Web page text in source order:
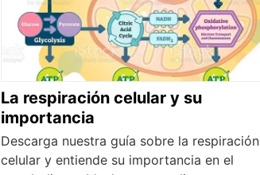
La respiración celular y su
importancia
Descarga nuestra guía sobre la respiración
celular y entiende su importancia en el